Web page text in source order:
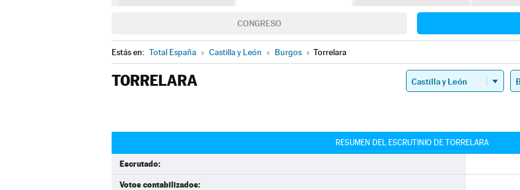
CONGRESO
Estás en: Total España » Castilla y León » Burgos » Torrelara
TORRELARA
RESUMEN DEL ESCRUTINIO DE TORRELARA
Escrutado:
Votos contabilizados: